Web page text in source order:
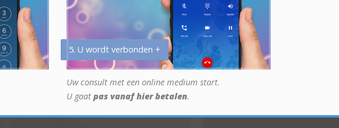
5. U wordt verbonden +
Uw consult met een online medium start.
U gaat pas vanaf hier betalen.